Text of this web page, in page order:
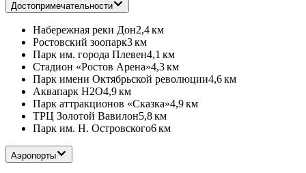
Достопримечательности
Набережная реки Дон2,4 км
Ростовский зоопарк3 км
Парк им. города Плевен4,1 км
Стадион «Ростов Арена»4,3 км
Парк имени Октябрьской революции4,6 км
Аквапарк H2О4,9 км
Парк аттракционов «Сказка»4,9 км
ТРЦ Золотой Вавилон5,8 км
Парк им. Н. Островского6 км
Аэропорты